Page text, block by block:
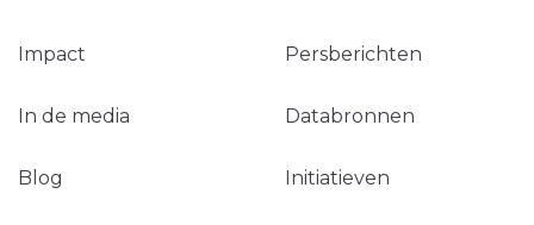
Impact Persberichten
In de media Databronnen
Blog Initiatieven